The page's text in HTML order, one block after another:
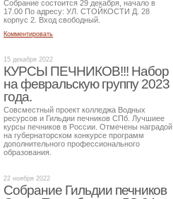
Собрание состоится 29 декабря, начало в
17.00 По адресу: УЛ. СТОЙКОСТИ Д. 28
корпус 2. Вход свободный.
Комментировать
15 декабря 2022
КУРСЫ ПЕЧНИКОВ!!! Набор
на февральскую группу 2023
года.
Совсместный проект колледжа Водных
ресурсов и Гильдии печников СПб. Лучшиее
курсы печников в России. Отмечены наградой
на губернаторском конкурсе программ
дополнительного профессионального
образования.
22 ноября 2022
Собрание Гильдии печников